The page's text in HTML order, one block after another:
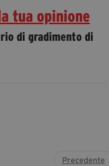
tua opinione
di gradimento di
Precedente